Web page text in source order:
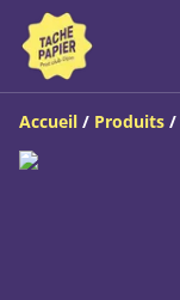
Accueil / Produits /